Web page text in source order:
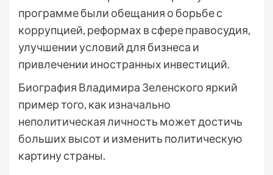
программе были обещания о борьбе с
коррупцией, реформах в сфере правосудия,
улучшении условий для бизнеса и
привлечении иностранных инвестиций.
Биография Владимира Зеленского яркий
пример того, как изначально
неполитическая личность может достичь
больших высот и изменить политическую
картину страны.